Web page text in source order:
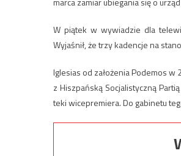
W piątek w wywiadzie dla
Wyjaśnił, że trzy kadencje na
Iglesias od założenia Podemos
z Hiszpańską Socjalistyczną
teki wicepremiera. Do gabinetu